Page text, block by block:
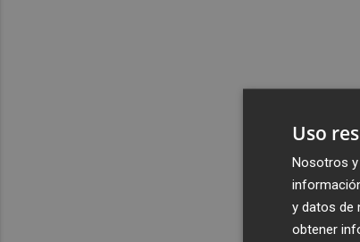
Uso
Nosotros
y datos de
obtener